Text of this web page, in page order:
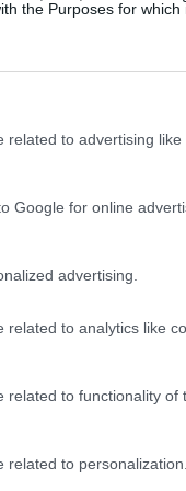
the Purposes for which
to advertising like
Google for online
advertising.
to analytics like
to functionality of
to personalization.
verano, pero AEMET
y patrones regionales
Matt Crocker
en Arabia Saudí
de la Copa del Mundo
fuera
de cinco millones de